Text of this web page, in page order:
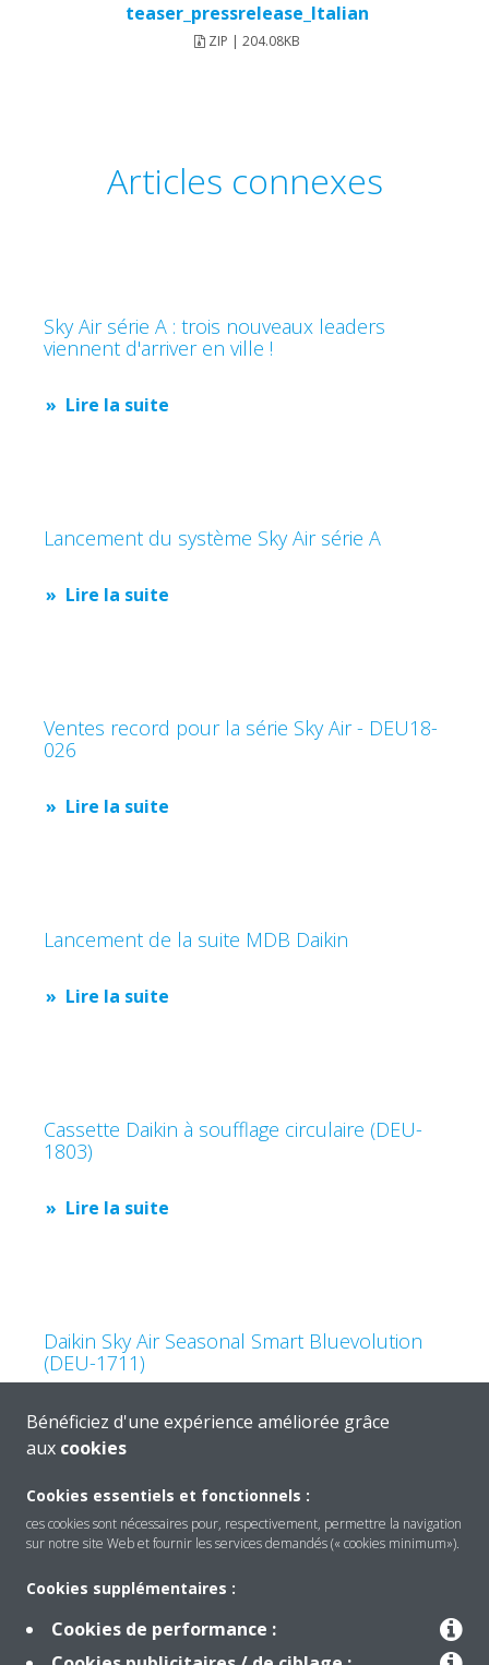
teaser_pressrelease_Italian
ZIP | 204.08KB
Articles connexes
Sky Air série A : trois nouveaux leaders
viennent d'arriver en ville !
Lire la suite
Lancement du système Sky Air série A
Lire la suite
Ventes record pour la série Sky Air - DEU18-
026
Lire la suite
Lancement de la suite MDB Daikin
Lire la suite
Cassette Daikin à soufflage circulaire (DEU-
1803)
Lire la suite
Daikin Sky Air Seasonal Smart Bluevolution
(DEU-1711)
Lire la suite
Bénéficiez d'une expérience améliorée grâce
aux cookies
Cookies essentiels et fonctionnels :
ces cookies sont nécessaires pour, respectivement, permettre la navigation
sur notre site Web et fournir les services demandés (« cookies minimum»).
Cookies supplémentaires :
Cookies de performance :